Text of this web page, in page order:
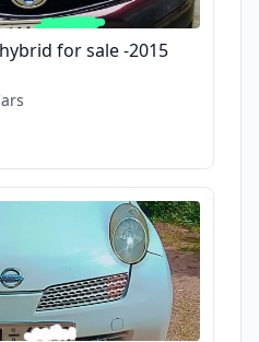
for sale -2015